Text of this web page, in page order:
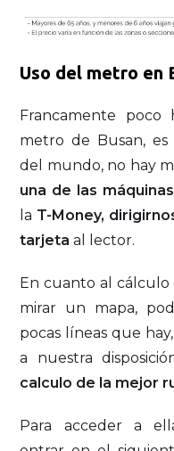
Uso del metro en
Francamente
metro de Busan,
del mundo, no hay
una de las máquinas
la T-Money,
tarjeta al lector.
En cuanto al cálculo
mirar un mapa,
pocas líneas que
a nuestra
calculo de la mejor
Para acceder a